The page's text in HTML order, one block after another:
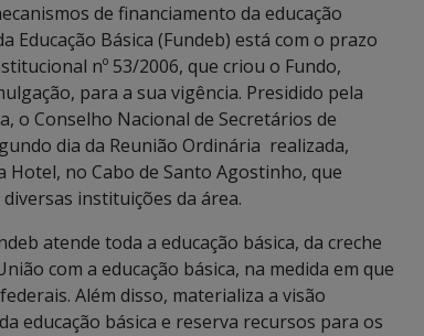
de financiamento da educação
Educação Básica (Fundeb) está com o prazo
nº 53/2006, que criou o Fundo,
para a sua vigência. Presidido pela
o Conselho Nacional de Secretários de
dia da Reunião Ordinária realizada,
no Cabo de Santo Agostinho, que
instituições da área.
atende toda a educação básica, da creche
com a educação básica, na medida em que
Além disso, materializa a visão
educação básica e reserva recursos para os